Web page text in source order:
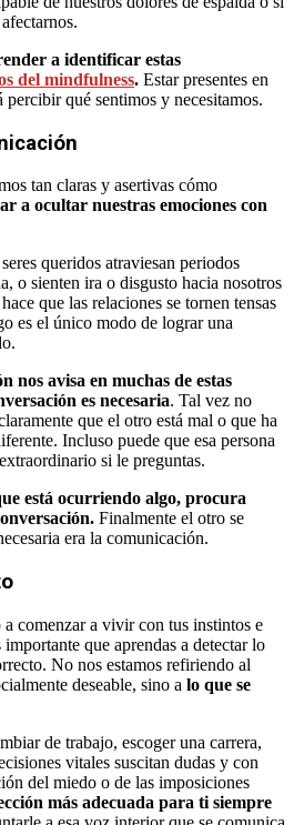
a identificar estas
del mindfulness. Estar presentes en
qué sentimos y necesitamos.
tan claras y asertivas cómo
a ocultar nuestras emociones con
queridos atraviesan periodos
o sienten ira o disgusto hacia nosotros
que las relaciones se tornen tensas
es el único modo de lograr una
nos avisa en muchas de estas
es necesaria. Tal vez no
que el otro está mal o que ha
Incluso puede que esa persona
si le preguntas.
está ocurriendo algo, procura
Finalmente el otro se
era la comunicación.
comenzar a vivir con tus instintos e
que aprendas a detectar lo
No nos estamos refiriendo al
deseable, sino a lo que se
de trabajo, escoger una carrera,
vitales suscitan dudas y con
del miedo o de las imposiciones
más adecuada para ti siempre